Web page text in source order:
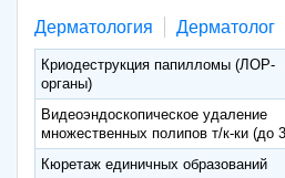
Дерматология Дерматолог
Криодеструкция папилломы (ЛОР-
органы)
Видеоэндоскопическое удаление
множественных полипов т/к-ки (до
Кюретаж единичных образований